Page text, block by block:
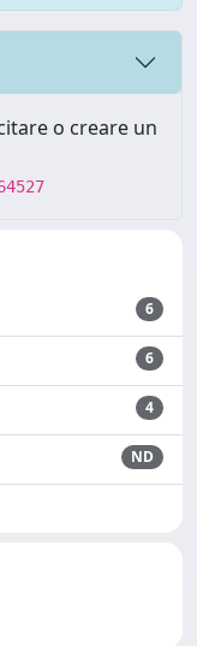
o creare un
6
6
4
ND